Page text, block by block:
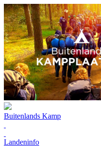
Buitenlands Kamp
Landeninfo